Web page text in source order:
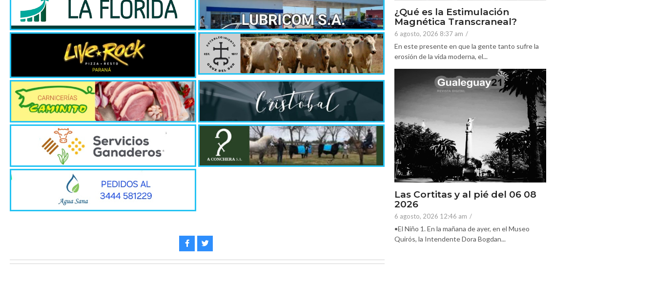
¿Qué es la Estimulación
Magnética Transcraneal?
6 agosto, 2026 8:37 am /
En este presente en que la gente tanto sufre la
erosión de la vida moderna, el...
Las Cortitas y al pié del 06 08
2026
6 agosto, 2026 12:46 am /
•El Niño 1. En la mañana de ayer, en el Museo
Quirós, la Intendente Dora Bogdan...